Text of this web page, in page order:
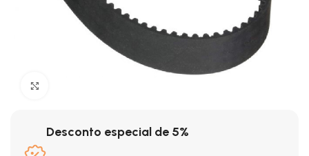
Desconto especial de 5%